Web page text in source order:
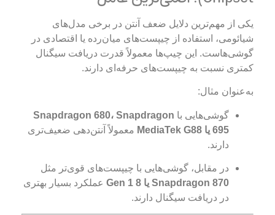
یکی از مهم‌ترین دلایل ضعف آنتن در برخی مدل‌های
شیائومی، استفاده از چیپست‌های میان‌رده یا اقتصادی در
گوشی‌هاست. این چیپ‌ها معمولاً قدرت دریافت سیگنال
کمتری نسبت به چیپست‌های حرفه‌ای دارند.
به‌عنوان مثال:
گوشی‌هایی با Snapdragon 680، Snapdragon
695 یا MediaTek G88
معمولاً آنتن‌دهی ضعیف‌تری
دارند.
در مقابل، گوشی‌هایی با چیپست‌های قوی‌تر مثل
Snapdragon 870 یا 8 Gen 1
عملکرد بسیار بهتری
در دریافت سیگنال دارند.